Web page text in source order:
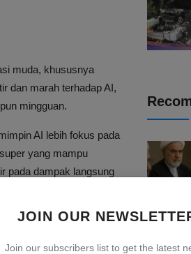
JOIN OUR
Join our subscribers list to get the latest
muda, khususnya
dan marah terhadap AI,
mingguan.
AI lebih fokus pada
yang mampu
pada dampak langsung
yang boros energi.
berlangsung. Ketika
orang,’ bagaimana